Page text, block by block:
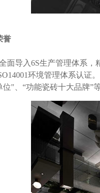
誉
面导入6S生产管理体系，
环境管理体系认证
位"、“功能瓷砖十大品牌”